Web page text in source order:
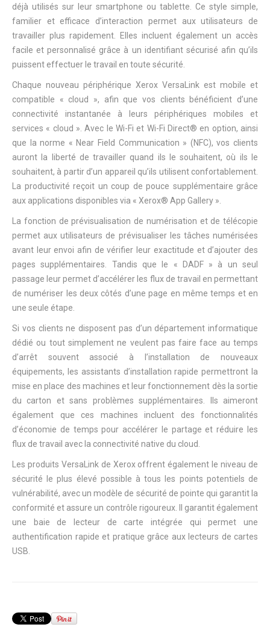
déjà utilisés sur leur smartphone ou tablette. Ce style simple,
familier et efficace d’interaction permet aux utilisateurs de
travailler plus rapidement. Elles incluent également un accès
facile et personnalisé grâce à un identifiant sécurisé afin qu’ils
puissent effectuer le travail en toute sécurité.
Chaque nouveau périphérique Xerox VersaLink est mobile et
compatible « cloud », afin que vos clients bénéficient d’une
connectivité instantanée à leurs périphériques mobiles et
services « cloud ». Avec le Wi-Fi et Wi-Fi Direct® en option, ainsi
que la norme « Near Field Communication » (NFC), vos clients
auront la liberté de travailler quand ils le souhaitent, où ils le
souhaitent, à partir d’un appareil qu’ils utilisent confortablement.
La productivité reçoit un coup de pouce supplémentaire grâce
aux applications disponibles via « Xerox® App Gallery ».
La fonction de prévisualisation de numérisation et de télécopie
permet aux utilisateurs de prévisualiser les tâches numérisées
avant leur envoi afin de vérifier leur exactitude et d’ajouter des
pages supplémentaires. Tandis que le « DADF » à un seul
passage leur permet d’accélérer les flux de travail en permettant
de numériser les deux côtés d’une page en même temps et en
une seule étape.
Si vos clients ne disposent pas d’un département informatique
dédié ou tout simplement ne veulent pas faire face au temps
d’arrêt souvent associé à l’installation de nouveaux
équipements, les assistants d’installation rapide permettront la
mise en place des machines et leur fonctionnement dès la sortie
du carton et sans problèmes supplémentaires. Ils aimeront
également que ces machines incluent des fonctionnalités
d’économie de temps pour accélérer le partage et réduire les
flux de travail avec la connectivité native du cloud.
Les produits VersaLink de Xerox offrent également le niveau de
sécurité le plus élevé possible à tous les points potentiels de
vulnérabilité, avec un modèle de sécurité de pointe qui garantit la
conformité et assure un contrôle rigoureux. Il garantit également
une baie de lecteur de carte intégrée qui permet une
authentification rapide et pratique grâce aux lecteurs de cartes
USB.